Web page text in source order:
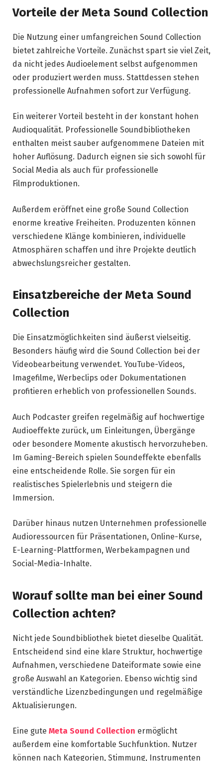
Vorteile der Meta Sound Collection
Die Nutzung einer umfangreichen Sound Collection
bietet zahlreiche Vorteile. Zunächst spart sie viel Zeit,
da nicht jedes Audioelement selbst aufgenommen
oder produziert werden muss. Stattdessen stehen
professionelle Aufnahmen sofort zur Verfügung.
Ein weiterer Vorteil besteht in der konstant hohen
Audioqualität. Professionelle Soundbibliotheken
enthalten meist sauber aufgenommene Dateien mit
hoher Auflösung. Dadurch eignen sie sich sowohl für
Social Media als auch für professionelle
Filmproduktionen.
Außerdem eröffnet eine große Sound Collection
enorme kreative Freiheiten. Produzenten können
verschiedene Klänge kombinieren, individuelle
Atmosphären schaffen und ihre Projekte deutlich
abwechslungsreicher gestalten.
Einsatzbereiche der Meta Sound
Collection
Die Einsatzmöglichkeiten sind äußerst vielseitig.
Besonders häufig wird die Sound Collection bei der
Videobearbeitung verwendet. YouTube-Videos,
Imagefilme, Werbeclips oder Dokumentationen
profitieren erheblich von professionellen Sounds.
Auch Podcaster greifen regelmäßig auf hochwertige
Audioeffekte zurück, um Einleitungen, Übergänge
oder besondere Momente akustisch hervorzuheben.
Im Gaming-Bereich spielen Soundeffekte ebenfalls
eine entscheidende Rolle. Sie sorgen für ein
realistisches Spielerlebnis und steigern die
Immersion.
Darüber hinaus nutzen Unternehmen professionelle
Audioressourcen für Präsentationen, Online-Kurse,
E-Learning-Plattformen, Werbekampagnen und
Social-Media-Inhalte.
Worauf sollte man bei einer Sound
Collection achten?
Nicht jede Soundbibliothek bietet dieselbe Qualität.
Entscheidend sind eine klare Struktur, hochwertige
Aufnahmen, verschiedene Dateiformate sowie eine
große Auswahl an Kategorien. Ebenso wichtig sind
verständliche Lizenzbedingungen und regelmäßige
Aktualisierungen.
Eine gute Meta Sound Collection ermöglicht
außerdem eine komfortable Suchfunktion. Nutzer
können nach Kategorien, Stimmung, Instrumenten